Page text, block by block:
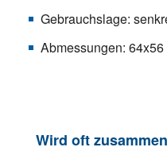
Gebrauchslage:
Abmessungen: 64x56
Produktgalerie
Wird oft